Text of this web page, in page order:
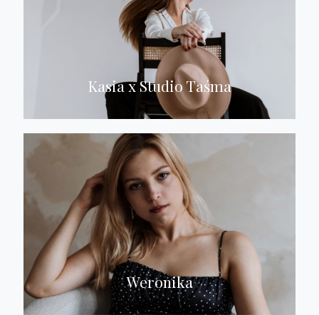
Kasia x Studio Taśma
Weronika